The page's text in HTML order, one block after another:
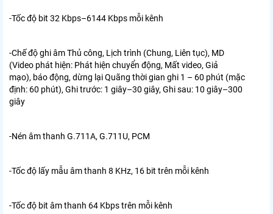
-Tốc độ bit 32 Kbps–6144 Kbps mỗi kênh
-Chế độ ghi âmThủ công, Lịch trình (Chung, Liên tục), MD
(Video phát hiện: Phát hiện chuyển động, Mất video, Giả
mạo), báo động, dừng lạiQuãng thời gian ghi 1 – 60 phút (mặc
định: 60 phút), Ghi trước: 1 giây–30 giây, Ghi sau: 10 giây–300
giây
-Nén âm thanh G.711A, G.711U, PCM
-Tốc độ lấy mẫu âm thanh 8 KHz, 16 bit trên mỗi kênh
-Tốc độ bit âm thanh 64 Kbps trên mỗi kênh